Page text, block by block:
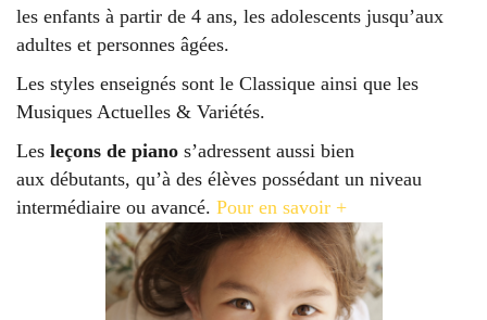
les enfants à partir de 4 ans, les adolescents jusqu’aux
adultes et personnes âgées.
Les styles enseignés sont le Classique ainsi que les
Musiques Actuelles & Variétés.
Les leçons de piano s’adressent aussi bien
aux débutants, qu’à des élèves possédant un niveau
intermédiaire ou avancé. Pour en savoir +